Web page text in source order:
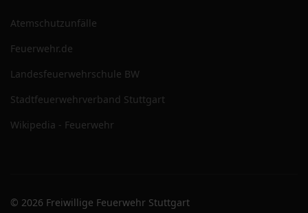
Atemschutzunfälle
Feuerwehr.de
Landesfeuerwehrschule BW
Stadtfeuerwehrverband Stuttgart
Wikipedia - Feuerwehr
© 2026 Freiwillige Feuerwehr Stuttgart